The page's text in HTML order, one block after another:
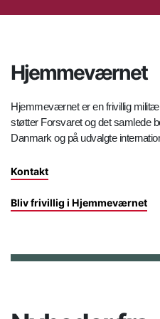
Hjemmeværnet
Hjemmeværnet er en frivillig
støtter Forsvaret og det samlede
Danmark og på udvalgte
Kontakt
Bliv frivillig i Hjemmeværnet